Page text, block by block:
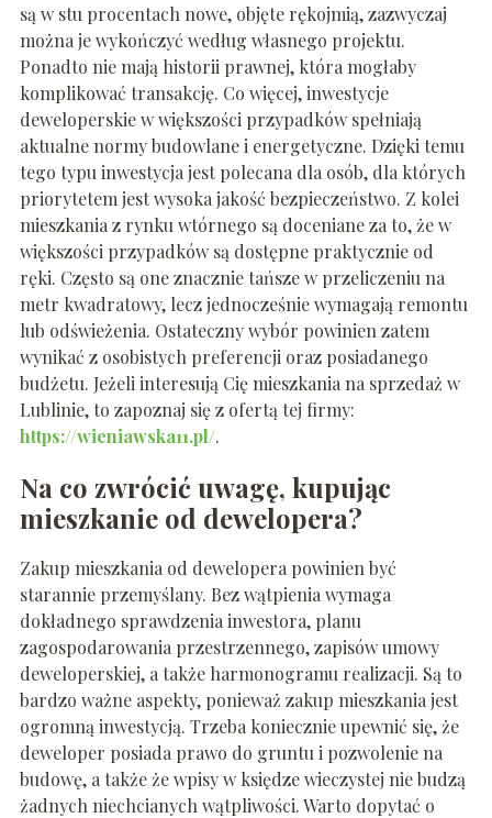
są w stu procentach nowe, objęte rękojmią, zazwyczaj
można je wykończyć według własnego projektu.
Ponadto nie mają historii prawnej, która mogłaby
komplikować transakcję. Co więcej, inwestycje
deweloperskie w większości przypadków spełniają
aktualne normy budowlane i energetyczne. Dzięki temu
tego typu inwestycja jest polecana dla osób, dla których
priorytetem jest wysoka jakość bezpieczeństwo. Z kolei
mieszkania z rynku wtórnego są doceniane za to, że w
większości przypadków są dostępne praktycznie od
ręki. Często są one znacznie tańsze w przeliczeniu na
metr kwadratowy, lecz jednocześnie wymagają remontu
lub odświeżenia. Ostateczny wybór powinien zatem
wynikać z osobistych preferencji oraz posiadanego
budżetu. Jeżeli interesują Cię mieszkania na sprzedaż w
Lublinie, to zapoznaj się z ofertą tej firmy:
https://wieniawska11.pl/.
Na co zwrócić uwagę, kupując
mieszkanie od dewelopera?
Zakup mieszkania od dewelopera powinien być
starannie przemyślany. Bez wątpienia wymaga
dokładnego sprawdzenia inwestora, planu
zagospodarowania przestrzennego, zapisów umowy
deweloperskiej, a także harmonogramu realizacji. Są to
bardzo ważne aspekty, ponieważ zakup mieszkania jest
ogromną inwestycją. Trzeba koniecznie upewnić się, że
deweloper posiada prawo do gruntu i pozwolenie na
budowę, a także że wpisy w księdze wieczystej nie budzą
żadnych niechcianych wątpliwości. Warto dopytać o